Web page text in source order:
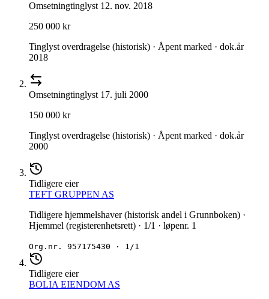
Omsetningtinglyst 12. nov. 2018
250 000 kr
Tinglyst overdragelse (historisk) · Åpent marked · dok.år
2018
Omsetningtinglyst 17. juli 2000
150 000 kr
Tinglyst overdragelse (historisk) · Åpent marked · dok.år
2000
Tidligere eier
TEFT GRUPPEN AS
Tidligere hjemmelshaver (historisk andel i Grunnboken) ·
Hjemmel (registerenhetsrett) · 1/1 · løpenr. 1
Org.nr. 957175430 · 1/1
Tidligere eier
BOLIA EIENDOM AS